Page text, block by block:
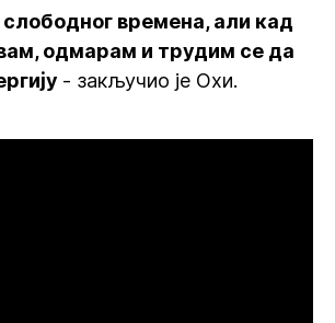
времена, али кад
одмарам и трудим се да
- закључио је Охи.